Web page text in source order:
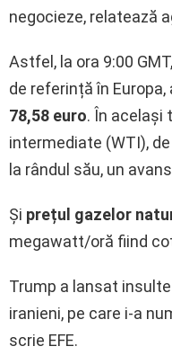
negocieze, relatează
Astfel, la ora 9:00 GMT,
de referință în
78,58 euro. În același
intermediate (WTI),
la rândul său, un
Și prețul gazelor
megawatt/oră fiind
Trump a lansat
iranieni, pe care i-a
scrie EFE.